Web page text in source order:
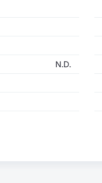
N.D.